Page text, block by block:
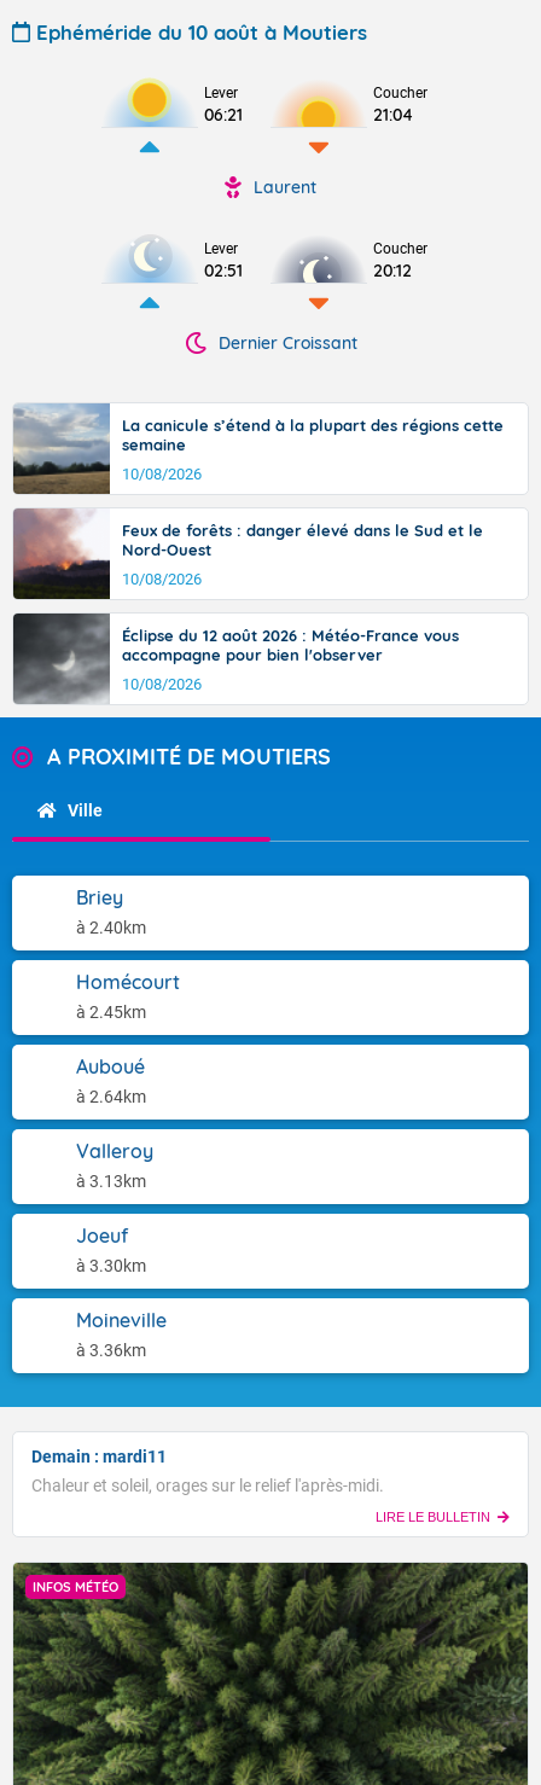
Ephéméride du 10 août à Moutiers
Lever
06:21
Coucher
21:04
Laurent
Lever
02:51
Coucher
20:12
Dernier Croissant
La canicule s’étend à la plupart des régions cette
semaine
10/08/2026
Feux de forêts : danger élevé dans le Sud et le
Nord-Ouest
10/08/2026
Éclipse du 12 août 2026 : Météo-France vous
accompagne pour bien l'observer
10/08/2026
A PROXIMITÉ DE MOUTIERS
Ville
Briey
à 2.40km
Homécourt
à 2.45km
Auboué
à 2.64km
Valleroy
à 3.13km
Joeuf
à 3.30km
Moineville
à 3.36km
Demain : mardi11
Chaleur et soleil, orages sur le relief l'après-midi.
LIRE LE BULLETIN
INFOS MÉTÉO